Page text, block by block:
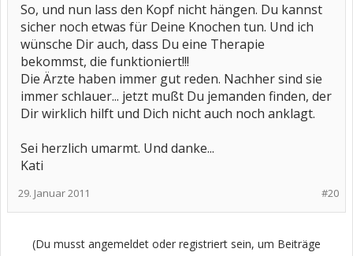
So, und nun lass den Kopf nicht hängen. Du kannst
sicher noch etwas für Deine Knochen tun. Und ich
wünsche Dir auch, dass Du eine Therapie
bekommst, die funktioniert!!!
Die Ärzte haben immer gut reden. Nachher sind sie
immer schlauer... jetzt mußt Du jemanden finden, der
Dir wirklich hilft und Dich nicht auch noch anklagt.
Sei herzlich umarmt. Und danke...
Kati
#20
29. Januar 2011
(Du musst angemeldet oder registriert sein, um Beiträge